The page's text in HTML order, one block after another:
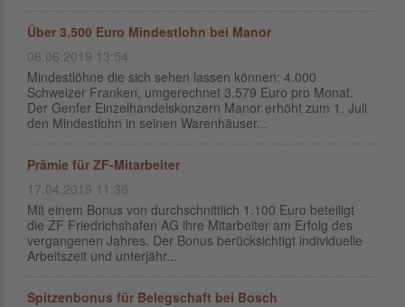
Über 3.500 Euro Mindestlohn bei Manor
06.06.2019 13:54
Mindestlöhne die sich sehen lassen können: 4.000
Schweizer Franken, umgerechnet 3.579 Euro pro Monat.
Der Genfer Einzelhandelskonzern Manor erhöht zum 1. Juli
den Mindestlohn in seinen Warenhäuser...
Prämie für ZF-Mitarbeiter
17.04.2019 11:36
Mit einem Bonus von durchschnittlich 1.100 Euro beteiligt
die ZF Friedrichshafen AG ihre Mitarbeiter am Erfolg des
vergangenen Jahres. Der Bonus berücksichtigt individuelle
Arbeitszeit und unterjähr...
Spitzenbonus für Belegschaft bei Bosch